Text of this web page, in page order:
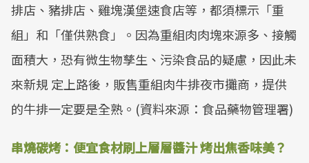
排店、豬排店、雞塊漢堡速食店等，都須標示「重
組」和「僅供熟食」。因為重組肉肉塊來源多、接觸
面積大，恐有微生物孳生、污染食品的疑慮，因此未
來新規 定上路後，販售重組肉牛排夜市攤商，提供
的牛排一定要是全熟。(資料來源：食品藥物管理署)
串燒碳烤：便宜食材刷上層層醬汁 烤出焦香味美？